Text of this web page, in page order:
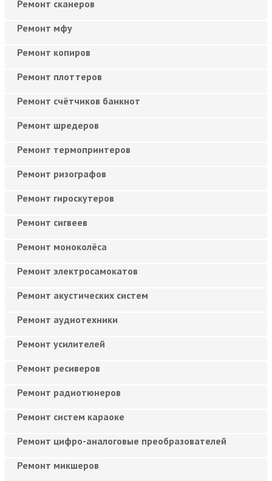
Ремонт сканеров
Ремонт мфу
Ремонт копиров
Ремонт плоттеров
Ремонт счётчиков банкнот
Ремонт шредеров
Ремонт термопринтеров
Ремонт ризографов
Ремонт гироскутеров
Ремонт сигвеев
Ремонт моноколёса
Ремонт электросамокатов
Ремонт акустических систем
Ремонт аудиотехники
Ремонт усилителей
Ремонт ресиверов
Ремонт радиотюнеров
Ремонт систем караоке
Ремонт цифро-аналоговые преобразователей
Ремонт микшеров